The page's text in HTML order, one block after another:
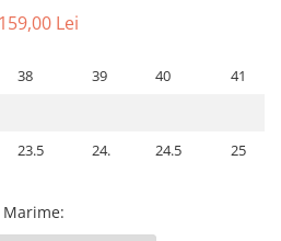
159,00 Lei
38 39 40 41
23.5 24. 24.5 25
Marime: